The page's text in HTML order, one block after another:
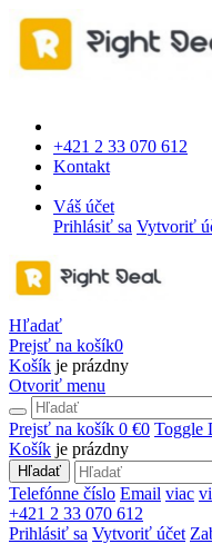
+421 2 33 070 612
Kontakt
Váš účet
Prihlásiť sa Vytvoriť
Hľadať
Prejsť na košík0
Košík je prázdny
Otvoriť menu
Prejsť na košík 0 €0 Toggle
Košík je prázdny
Hľadať
Telefónne číslo Email viac
+421 2 33 070 612
Prihlásiť sa Vytvoriť účet